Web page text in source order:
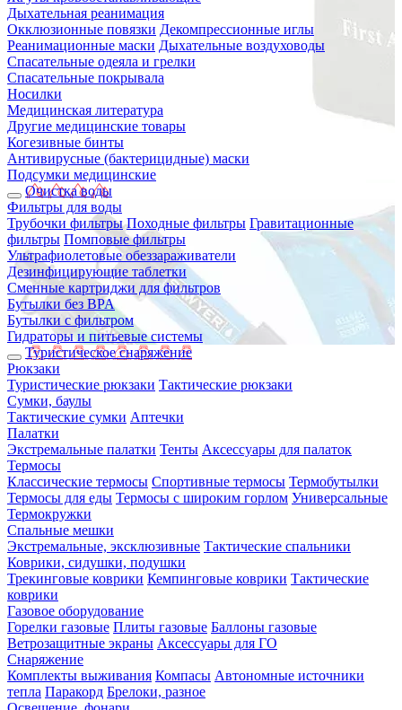
Дыхательная реанимация
Окклюзионные повязки Декомпрессионные иглы
Реанимационные маски Дыхательные воздуховоды
Спасательные одеяла и грелки
Спасательные покрывала
Носилки
Медицинская литература
Другие медицинские товары
Когезивные бинты
Антивирусные (бактерицидные) маски
Подсумки медицинские
Очистка воды
Фильтры для воды
Трубочки фильтры Походные фильтры Гравитационные
фильтры Помповые фильтры
Ультрафиолетовые обеззараживатели
Дезинфицирующие таблетки
Сменные картриджи для фильтров
Бутылки без BPA
Бутылки с фильтром
Гидраторы и питьевые системы
Туристическое снаряжение
Рюкзаки
Туристические рюкзаки Тактические рюкзаки
Сумки, баулы
Тактические сумки Аптечки
Палатки
Экстремальные палатки Тенты Аксессуары для палаток
Термосы
Классические термосы Спортивные термосы Термобутылки
Термосы для еды Термосы с широким горлом Универсальные
Термокружки
Спальные мешки
Экстремальные, эксклюзивные Тактические спальники
Коврики, сидушки, подушки
Трекинговые коврики Кемпинговые коврики Тактические
коврики
Газовое оборудование
Горелки газовые Плиты газовые Баллоны газовые
Ветрозащитные экраны Аксессуары для ГО
Снаряжение
Комплекты выживания Компасы Автономные источники
тепла Паракорд Брелоки, разное